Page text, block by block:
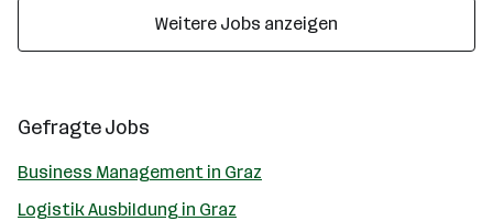
Weitere Jobs anzeigen
Gefragte Jobs
Business Management in Graz
Logistik Ausbildung in Graz